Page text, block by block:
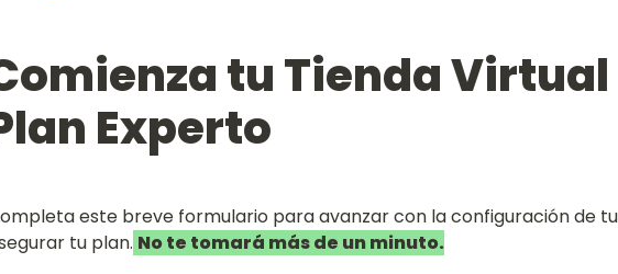
tu Tienda
Experto
este breve formulario para avanzar con la configuración de
tu plan. No te tomará más de un minuto.